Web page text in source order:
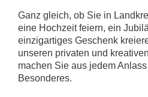
Ganz gleich, ob Sie in
eine Hochzeit feiern, ein
einzigartiges Geschenk
unseren privaten und
machen Sie aus jedem
Besonderes.